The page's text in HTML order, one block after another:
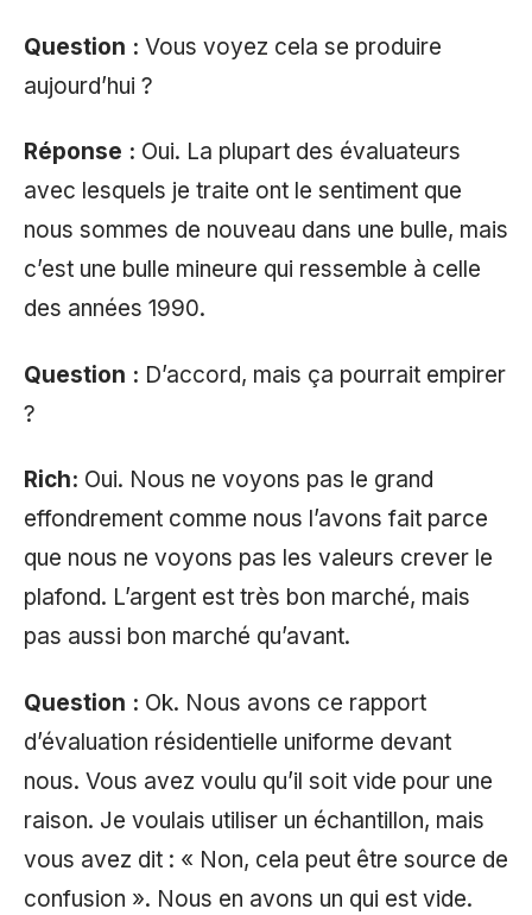
Question : Vous voyez cela se produire
aujourd’hui ?
Réponse : Oui. La plupart des évaluateurs
avec lesquels je traite ont le sentiment que
nous sommes de nouveau dans une bulle, mais
c’est une bulle mineure qui ressemble à celle
des années 1990.
Question : D’accord, mais ça pourrait empirer
?
Rich: Oui. Nous ne voyons pas le grand
effondrement comme nous l’avons fait parce
que nous ne voyons pas les valeurs crever le
plafond. L’argent est très bon marché, mais
pas aussi bon marché qu’avant.
Question : Ok. Nous avons ce rapport
d’évaluation résidentielle uniforme devant
nous. Vous avez voulu qu’il soit vide pour une
raison. Je voulais utiliser un échantillon, mais
vous avez dit : « Non, cela peut être source de
confusion ». Nous en avons un qui est vide.